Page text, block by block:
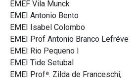
EMEF Vila Munck
EMEI Antonio Bento
EMEI Isabel Colombo
EMEI Prof Antonio Branco Lefréve
EMEI Rio Pequeno I
EMEI Tide Setubal
EMEI Profª. Zilda de Franceschi,